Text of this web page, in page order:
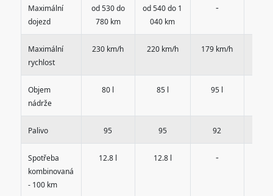
Maximální
dojezd
od 530 do
780 km
od 540 do 1
040 km
-
Maximální
rychlost
230 km/h 220 km/h 179 km/h
Objem
nádrže
80 l 85 l 95 l
Palivo 95 95 92
Spotřeba
kombinovaná
- 100 km
12.8 l 12.8 l -